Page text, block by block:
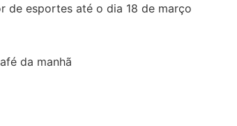
de esportes até o dia 18 de março
da manhã